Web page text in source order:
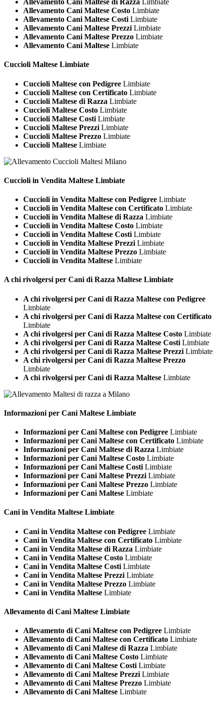
Allevamento Cani Maltese di Razza Limbiate
Allevamento Cani Maltese Costo Limbiate
Allevamento Cani Maltese Costi Limbiate
Allevamento Cani Maltese Prezzi Limbiate
Allevamento Cani Maltese Prezzo Limbiate
Allevamento Cani Maltese Limbiate
Cuccioli Maltese Limbiate
Cuccioli Maltese con Pedigree Limbiate
Cuccioli Maltese con Certificato Limbiate
Cuccioli Maltese di Razza Limbiate
Cuccioli Maltese Costo Limbiate
Cuccioli Maltese Costi Limbiate
Cuccioli Maltese Prezzi Limbiate
Cuccioli Maltese Prezzo Limbiate
Cuccioli Maltese Limbiate
Cuccioli in Vendita Maltese Limbiate
Cuccioli in Vendita Maltese con Pedigree Limbiate
Cuccioli in Vendita Maltese con Certificato Limbiate
Cuccioli in Vendita Maltese di Razza Limbiate
Cuccioli in Vendita Maltese Costo Limbiate
Cuccioli in Vendita Maltese Costi Limbiate
Cuccioli in Vendita Maltese Prezzi Limbiate
Cuccioli in Vendita Maltese Prezzo Limbiate
Cuccioli in Vendita Maltese Limbiate
A chi rivolgersi per Cani di Razza Maltese Limbiate
A chi rivolgersi per Cani di Razza Maltese con Pedigree
Limbiate
A chi rivolgersi per Cani di Razza Maltese con Certificato
Limbiate
A chi rivolgersi per Cani di Razza Maltese Costo Limbiate
A chi rivolgersi per Cani di Razza Maltese Costi Limbiate
A chi rivolgersi per Cani di Razza Maltese Prezzi Limbiate
A chi rivolgersi per Cani di Razza Maltese Prezzo
Limbiate
A chi rivolgersi per Cani di Razza Maltese Limbiate
Informazioni per Cani Maltese Limbiate
Informazioni per Cani Maltese con Pedigree Limbiate
Informazioni per Cani Maltese con Certificato Limbiate
Informazioni per Cani Maltese di Razza Limbiate
Informazioni per Cani Maltese Costo Limbiate
Informazioni per Cani Maltese Costi Limbiate
Informazioni per Cani Maltese Prezzi Limbiate
Informazioni per Cani Maltese Prezzo Limbiate
Informazioni per Cani Maltese Limbiate
Cani in Vendita Maltese Limbiate
Cani in Vendita Maltese con Pedigree Limbiate
Cani in Vendita Maltese con Certificato Limbiate
Cani in Vendita Maltese di Razza Limbiate
Cani in Vendita Maltese Costo Limbiate
Cani in Vendita Maltese Costi Limbiate
Cani in Vendita Maltese Prezzi Limbiate
Cani in Vendita Maltese Prezzo Limbiate
Cani in Vendita Maltese Limbiate
Allevamento di Cani Maltese Limbiate
Allevamento di Cani Maltese con Pedigree Limbiate
Allevamento di Cani Maltese con Certificato Limbiate
Allevamento di Cani Maltese di Razza Limbiate
Allevamento di Cani Maltese Costo Limbiate
Allevamento di Cani Maltese Costi Limbiate
Allevamento di Cani Maltese Prezzi Limbiate
Allevamento di Cani Maltese Prezzo Limbiate
Allevamento di Cani Maltese Limbiate